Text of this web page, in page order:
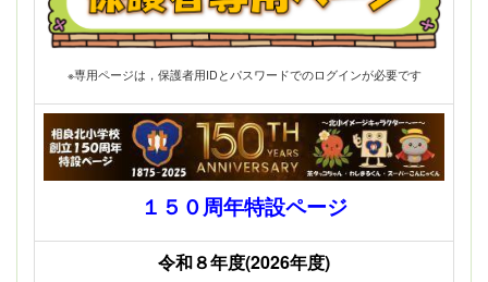
※専用ページは，保護者用IDとパスワードでのログインが必要です
１５０周年特設ページ
令和８年度(2026年度)